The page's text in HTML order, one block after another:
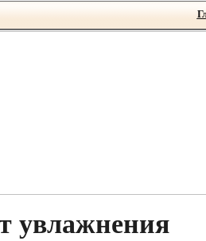
увлажнения